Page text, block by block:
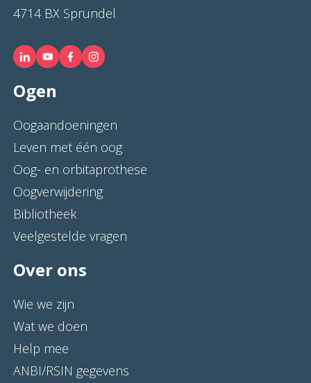
4714 BX Sprundel
Ogen
Oogaandoeningen
Leven met één oog
Oog- en orbitaprothese
Oogverwijdering
Bibliotheek
Veelgestelde vragen
Over ons
Wie we zijn
Wat we doen
Help mee
ANBI/RSIN gegevens